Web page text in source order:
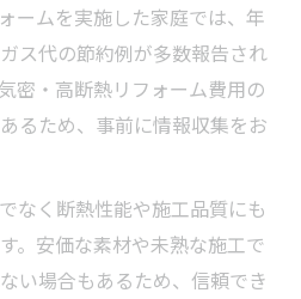
ームを実施した家庭では、年
ス代の節約例が多数報告され
密・高断熱リフォーム費用の
るため、事前に情報収集をお
なく断熱性能や施工品質にも
。安価な素材や未熟な施工で
い場合もあるため、信頼でき